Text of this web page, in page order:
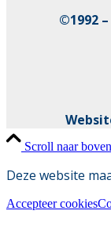
©1992
Scroll naar
Deze website
Accepteer cookies